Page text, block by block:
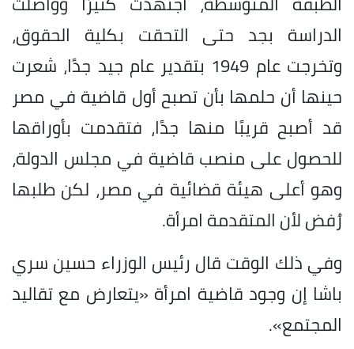
الدراسة بجد حتى التحقت بكلية الحقوق،
وتخرجت عام 1949 بتقدير عام جيد جدًا، شعرت
حينها أن حلمها بأن تصبح أول قاضية في مصر
قد أصبح قريبًا منها جدًا، فتقدمت بأوراقها
للحصول على منصب قاضية في مجلس الدولة،
وهو أعلى هيئة قضائية في مصر، لكن طلبها
رُفض لأن المتقدمة امرأة.
وفي ذلك الوقت قال رئيس الوزراء حسين سري
باشا إن وجود قاضية امرأة «يتعارض مع تقاليد
المجتمع».